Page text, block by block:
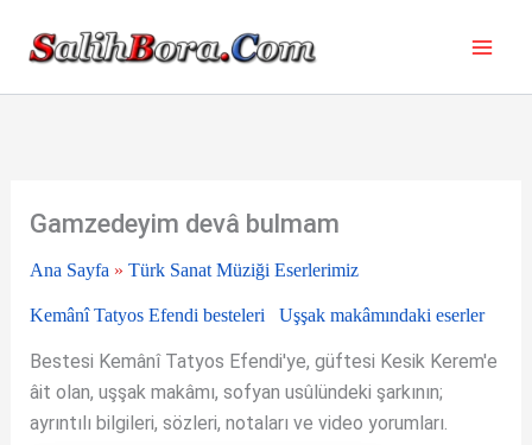
Gamzedeyim devâ bulmam
Ana Sayfa » Türk Sanat Müziği Eserlerimiz
Kemânî Tatyos Efendi besteleri Uşşak makâmındaki eserler
Bestesi Kemânî Tatyos Efendi'ye, güftesi Kesik Kerem'e
âit olan, uşşak makâmı, sofyan usûlündeki şarkının;
ayrıntılı bilgileri, sözleri, notaları ve video yorumları.